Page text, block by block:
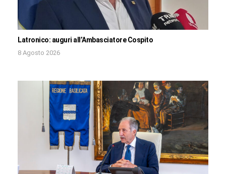
Latronico: auguri all’Ambasciatore Cospito
8 Agosto 2026